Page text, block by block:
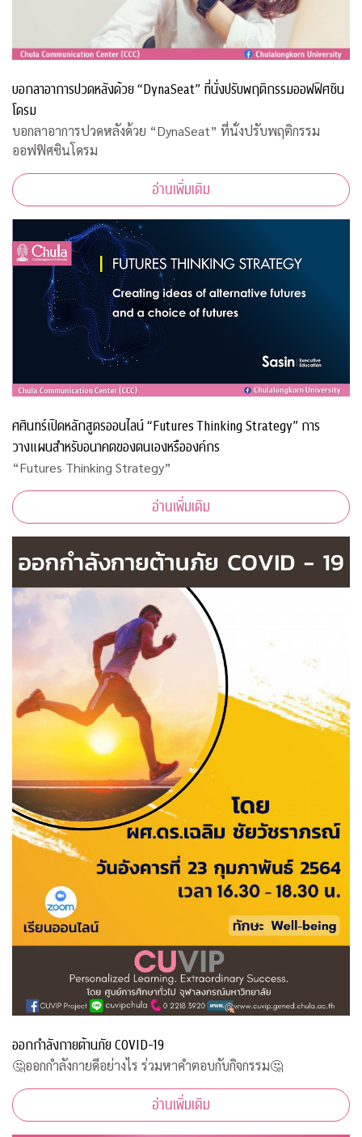
บอกลาอาการปวดหลังด้วย “DynaSeat” ที่นั่งปรับพฤติกรรมออฟฟิศซิน
โดรม
บอกลาอาการปวดหลังด้วย “DynaSeat” ที่นั่งปรับพฤติกรรม
ออฟฟิศซินโดรม
อ่านเพิ่มเติม
ศศินทร์เปิดหลักสูตรออนไลน์ “Futures Thinking Strategy” การ
วางแผนสำหรับอนาคตของตนเองหรือองค์กร
“Futures Thinking Strategy”
อ่านเพิ่มเติม
ออกกำลังกายต้านภัย COVID-19
🤔ออกกำลังกายดีอย่างไร ร่วมหาคำตอบกับกิจกรรม🤔
อ่านเพิ่มเติม